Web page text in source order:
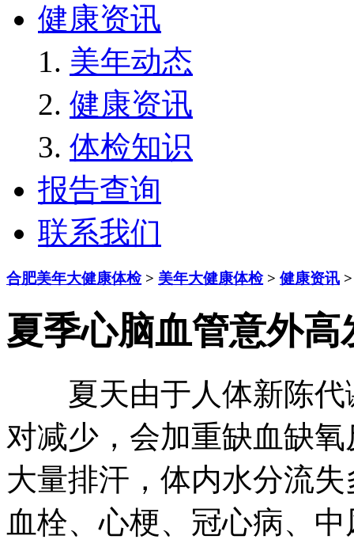
健康资讯
美年动态
健康资讯
体检知识
报告查询
联系我们
合肥美年大健康体检> 美年大健康体检> 健康资讯 >
夏季心脑血管意外
夏天由于人体新陈代
对减少，会加重缺血缺
大量排汗，体内水分流
血栓、心梗、冠心病、